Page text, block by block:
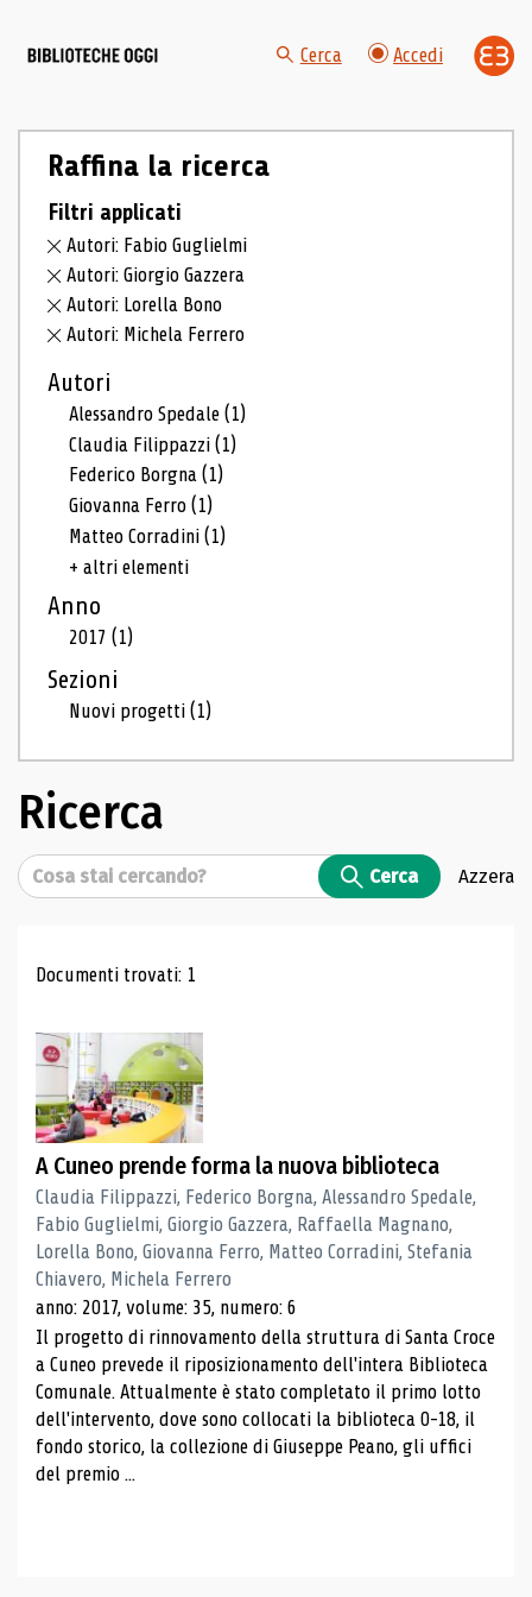
Cerca Accedi
Raffina la ricerca
Filtri applicati
Autori: Fabio Guglielmi
Autori: Giorgio Gazzera
Autori: Lorella Bono
Autori: Michela Ferrero
Autori
Alessandro Spedale(1)
Claudia Filippazzi(1)
Federico Borgna(1)
Giovanna Ferro(1)
Matteo Corradini(1)
+ altri elementi
Anno
2017(1)
Sezioni
Nuovi progetti(1)
Ricerca
Cerca Cerca Azzera
Risultati di ricerca
Documenti trovati: 1
A Cuneo prende forma la nuova biblioteca
Claudia Filippazzi, Federico Borgna, Alessandro Spedale,
Fabio Guglielmi, Giorgio Gazzera, Raffaella Magnano,
Lorella Bono, Giovanna Ferro, Matteo Corradini, Stefania
Chiavero, Michela Ferrero
anno: 2017, volume: 35, numero: 6
Il progetto di rinnovamento della struttura di Santa Croce
a Cuneo prevede il riposizionamento dell'intera Biblioteca
Comunale. Attualmente è stato completato il primo lotto
dell'intervento, dove sono collocati la biblioteca 0-18, il
fondo storico, la collezione di Giuseppe Peano, gli uffici
del premio ...